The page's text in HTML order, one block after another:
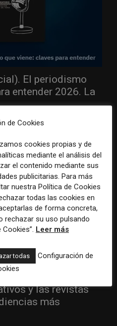
El periodismo
entender 2026. La
económica de los medios y una
y las revistas
más
de Cookies
cookies propias y de
mediante el análisis del
el contenido mediante sus
publicitarias. Para más
nuestra Política de Cookies
todas las cookies en
de forma concreta,
rechazar su uso pulsando
Leer más
todas
Configuración de